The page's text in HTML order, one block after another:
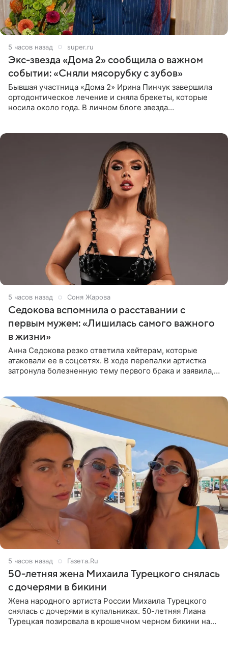
5 часов назад super.ru
Экс-звезда «Дома 2» сообщила о важном
событии: «Сняли мясорубку с зубов»
Бывшая участница «Дома 2» Ирина Пинчук завершила
ортодонтическое лечение и сняла брекеты, которые
носила около года. В личном блоге звезда
5 часов назад Соня Жарова
Седокова вспомнила о расставании с
первым мужем: «Лишилась самого важного
в жизни»
Анна Седокова резко ответила хейтерам, которые
атаковали ее в соцсетях. В ходе перепалки артистка
затронула болезненную тему первого брака и заявила,
5 часов назад Газета.Ru
50-летняя жена Михаила Турецкого снялась
с дочерями в бикини
Жена народного артиста России Михаила Турецкого
снялась с дочерями в купальниках. 50-летняя Лиана
Турецкая позировала в крошечном черном бикини на